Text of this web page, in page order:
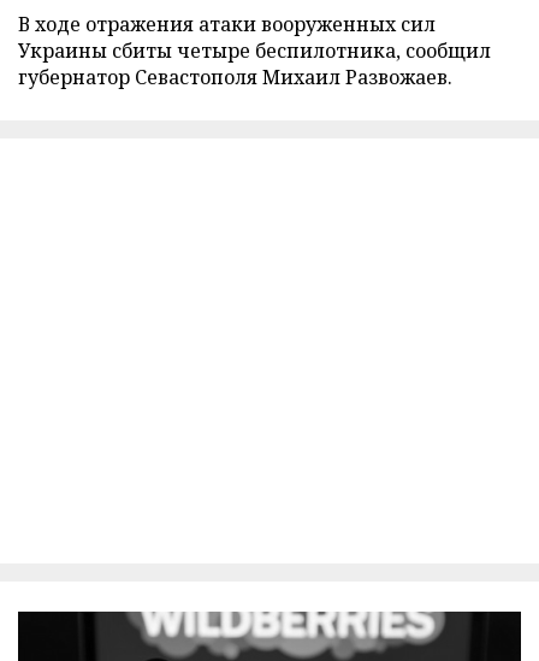
В ходе отражения атаки вооруженных сил
Украины сбиты четыре беспилотника, сообщил
губернатор Севастополя Михаил Развожаев.